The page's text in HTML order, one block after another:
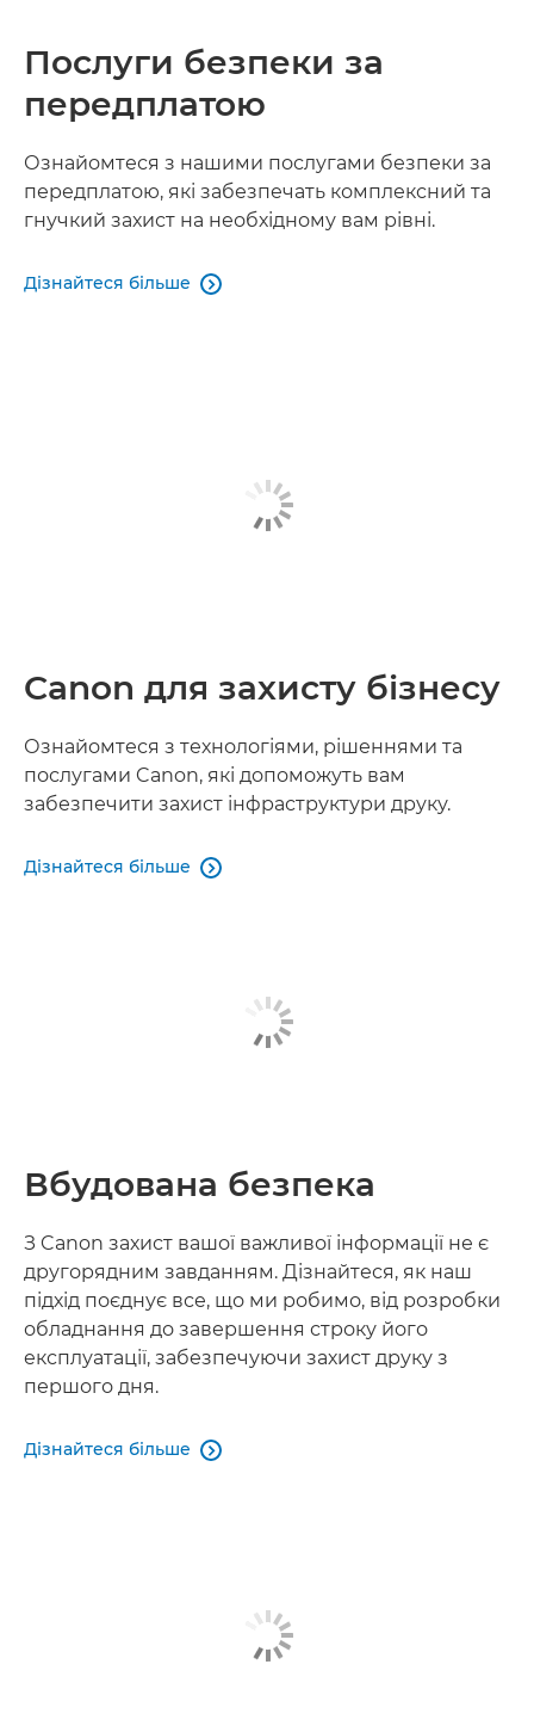
Послуги безпеки за
передплатою
Ознайомтеся з нашими послугами безпеки за
передплатою, які забезпечать комплексний та
гнучкий захист на необхідному вам рівні.
Дізнайтеся більше 
Canon для захисту бізнесу
Ознайомтеся з технологіями, рішеннями та
послугами Canon, які допоможуть вам
забезпечити захист інфраструктури друку.
Дізнайтеся більше 
Вбудована безпека
З Canon захист вашої важливої ​​інформації не є
другорядним завданням. Дізнайтеся, як наш
підхід поєднує все, що ми робимо, від розробки
обладнання до завершення строку його
експлуатації, забезпечуючи захист друку з
першого дня.
Дізнайтеся більше 